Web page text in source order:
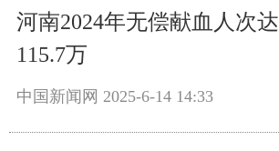
河南2024年无偿献血人次达
115.7万
中国新闻网 2025-6-14 14:33